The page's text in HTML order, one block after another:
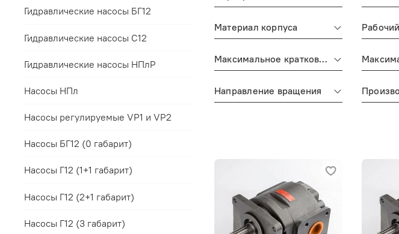
Материал корпуса
Максимальное кратковременное
Направление вращения
Гидравлические насосы БГ12
Гидравлические насосы С12
Гидравлические насосы НПлР
Насосы НПл
Насосы регулируемые VP1 и VP2
Насосы БГ12 (0 габарит)
Насосы Г12 (1+1 габарит)
Насосы Г12 (2+1 габарит)
Насосы Г12 (3 габарит)